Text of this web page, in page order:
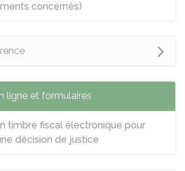
concernés)
ligne et formulaires
timbre fiscal électronique pour
décision de justice